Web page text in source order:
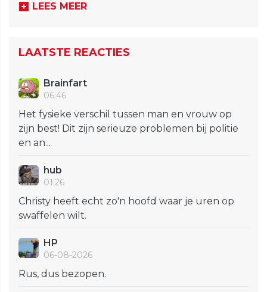
LEES MEER
LAATSTE REACTIES
Brainfart
06:46
Het fysieke verschil tussen man en vrouw op
zijn best! Dit zijn serieuze problemen bij politie
en an...
hub
01:26
Christy heeft echt zo'n hoofd waar je uren op
swaffelen wilt.
HP
06-08-2026
Rus, dus bezopen.